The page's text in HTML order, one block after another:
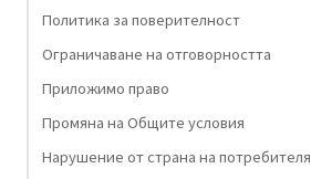
Политика за поверителност
Ограничаване на отговорността
Приложимо право
Промяна на Общите условия
Нарушение от страна на потребителя